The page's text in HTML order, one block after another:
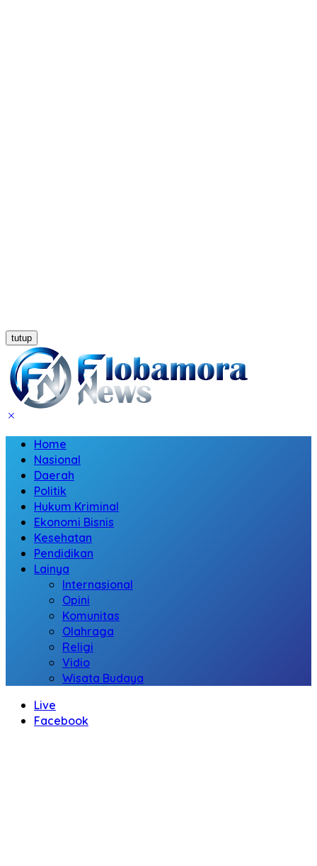
tutup
Home
Nasional
Daerah
Politik
Hukum Kriminal
Ekonomi Bisnis
Kesehatan
Pendidikan
Lainya
Internasional
Opini
Komunitas
Olahraga
Religi
Vidio
Wisata Budaya
Live
Facebook